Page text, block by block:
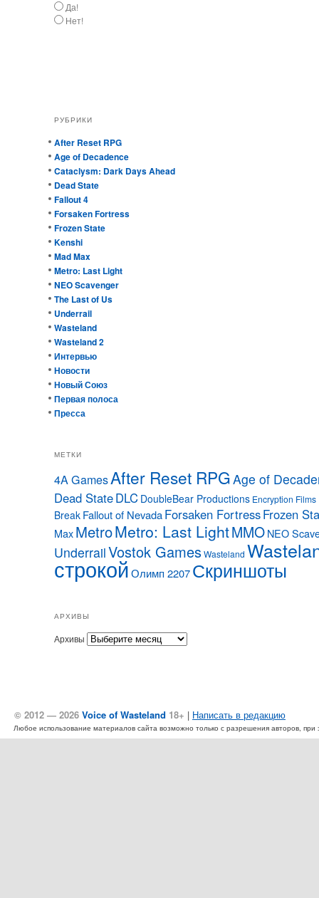
Да!
Нет!
РУБРИКИ
After Reset RPG
Age of Decadence
Cataclysm: Dark Days Ahead
Dead State
Fallout 4
Forsaken Fortress
Frozen State
Kenshi
Mad Max
Metro: Last Light
NEO Scavenger
The Last of Us
Underrail
Wasteland
Wasteland 2
Интервью
Новости
Новый Союз
Первая полоса
Пресса
МЕТКИ
4A GamesAfter Reset RPGAge of
Dead StateDLC DoubleBear Productions Encryption Films
Break Fallout of NevadaForsaken FortressFrozen
MaxMetroMetro: Last LightMMONEO
UnderrailVostok GamesWasteland
строкойОлимп 2207Скриншоты
АРХИВЫ
Архивы
© 2012 — 2026 Voice of Wasteland 18+ | Написать в редакцию
Любое использование материалов сайта возможно только с разрешения авторов,